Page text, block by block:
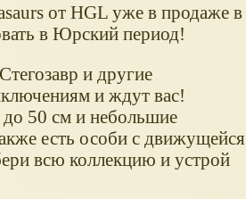
от HGL уже в продаже в
в Юрский период!
и другие
и ждут вас!
50 см и небольшие
есть особи с движущейся
всю коллекцию и устрой